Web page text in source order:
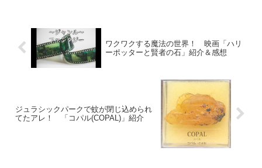
ワクワクする魔法の世界！ 映画「ハリ
ーポッターと賢者の石」紹介＆感想
ジュラシックパークで蚊が閉じ込められ
てたアレ！ 「コパル(COPAL)」紹介